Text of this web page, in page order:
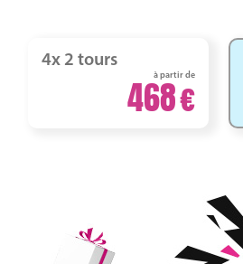
4x 2 tours
à partir de
468